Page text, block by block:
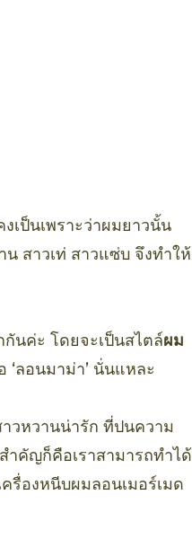
เป็นเพราะว่าผมยาวนั้น
น สาวเท่ สาวแซ่บ จึงทำให้
นค่ะ โดยจะเป็นสไตล์ผม
‘ลอนมาม่า’ นั่นแหละ
วหวานน่ารัก ที่ปนความ
ำคัญก็คือเราสามารถทำได้
รื่องหนีบผมลอนเมอร์เมด